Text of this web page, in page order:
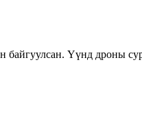
байгуулсан. Үүнд дроны